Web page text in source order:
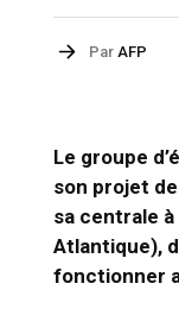
Par AFP
Le groupe
son projet
sa centrale
Atlantique),
fonctionner